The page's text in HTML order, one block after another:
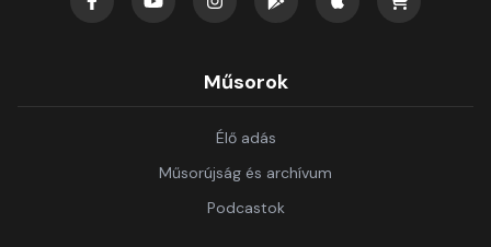
Műsorok
Élő adás
Műsorújság és archívum
Podcastok